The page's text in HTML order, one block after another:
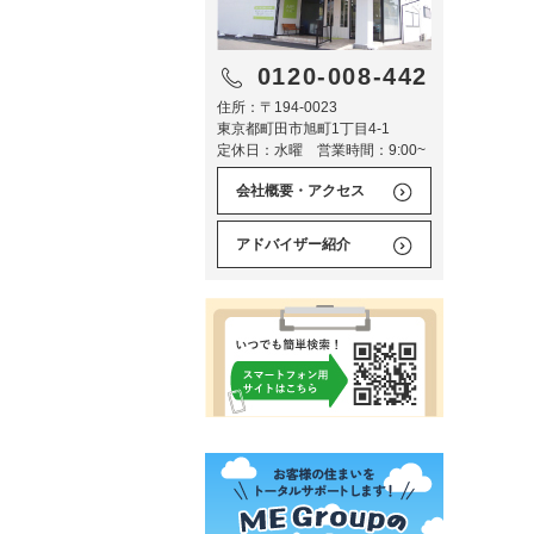
0120-008-442
住所：〒194-0023
東京都町田市旭町1丁目4-1
定休日：水曜 営業時間：9:00~
会社概要・アクセス
アドバイザー紹介